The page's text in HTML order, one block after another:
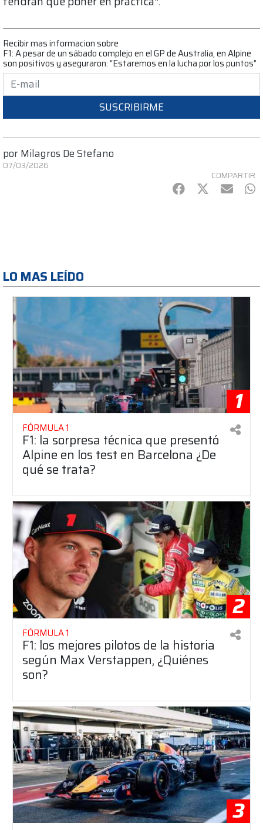
Recibir mas informacion sobre
F1: A pesar de un sábado complejo en el GP de Australia, en Alpine
son positivos y aseguraron: “Estaremos en la lucha por los puntos”
SUSCRIBIRME
por Milagros De Stefano
07/03/2026
COMPARTIR
Facebook
Twitter
mail
LO MAS LEÍDO
1
FÓRMULA 1
F1: la sorpresa técnica que presentó
Alpine en los test en Barcelona ¿De
qué se trata?
2
FÓRMULA 1
F1: los mejores pilotos de la historia
según Max Verstappen, ¿Quiénes
son?
3